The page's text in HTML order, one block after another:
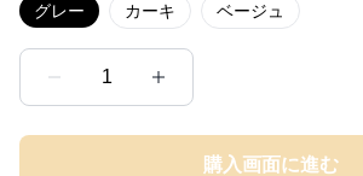
グレー カーキ ベージュ
1
購入画面に進む